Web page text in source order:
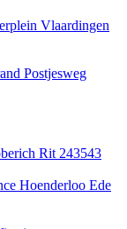
Vlaardingen
Postjesweg
Rit 243543
Hoenderloo Ede